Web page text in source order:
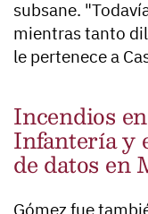
subsane.
mientras tanto
le pertenece a
Incendios
Infantería y
de datos en
Gómez fue